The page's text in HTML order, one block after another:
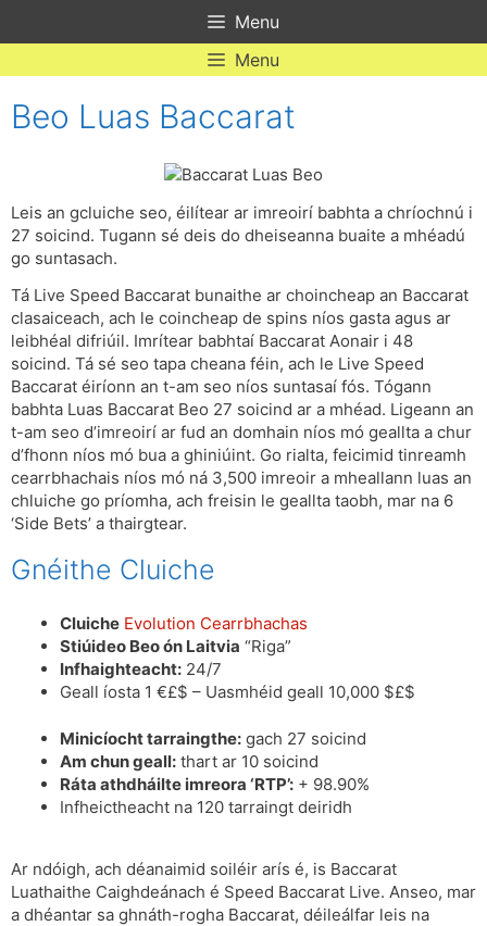
Menu
Menu
Beo Luas Baccarat
Leis an gcluiche seo, éilítear ar imreoirí babhta a chríochnú i
27 soicind. Tugann sé deis do dheiseanna buaite a mhéadú
go suntasach.
Tá Live Speed Baccarat bunaithe ar choincheap an Baccarat
clasaiceach, ach le coincheap de spins níos gasta agus ar
leibhéal difriúil. Imrítear babhtaí Baccarat Aonair i 48
soicind. Tá sé seo tapa cheana féin, ach le Live Speed
Baccarat éiríonn an t-am seo níos suntasaí fós. Tógann
babhta Luas Baccarat Beo 27 soicind ar a mhéad. Ligeann an
t-am seo d’imreoirí ar fud an domhain níos mó geallta a chur
d’fhonn níos mó bua a ghiniúint. Go rialta, feicimid tinreamh
cearrbhachais níos mó ná 3,500 imreoir a mheallann luas an
chluiche go príomha, ach freisin le geallta taobh, mar na 6
‘Side Bets’ a thairgtear.
Gnéithe Cluiche
Cluiche Evolution Cearrbhachas
Stiúideo Beo ón Laitvia “Riga”
Infhaighteacht: 24/7
Geall íosta 1 €£$ – Uasmhéid geall 10,000 $£$
Minicíocht tarraingthe: gach 27 soicind
Am chun geall: thart ar 10 soicind
Ráta athdháilte imreora ‘RTP’: + 98.90%
Infheictheacht na 120 tarraingt deiridh
Ar ndóigh, ach déanaimid soiléir arís é, is Baccarat
Luathaithe Caighdeánach é Speed Baccarat Live. Anseo, mar
a dhéantar sa ghnáth-rogha Baccarat, déileálfar leis na